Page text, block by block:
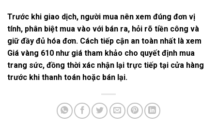
Trước khi giao dịch, người mua nên xem đúng đơn vị
tính, phân biệt mua vào với bán ra, hỏi rõ tiền công và
giữ đầy đủ hóa đơn. Cách tiếp cận an toàn nhất là xem
Giá vàng 610 như giá tham khảo cho quyết định mua
trang sức, đồng thời xác nhận lại trực tiếp tại cửa hàng
trước khi thanh toán hoặc bán lại.